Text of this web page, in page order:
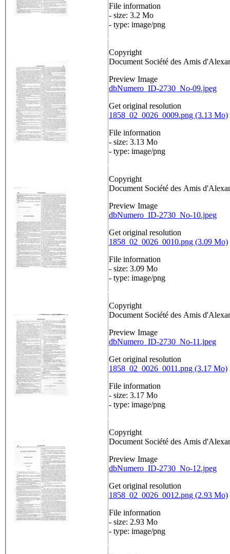
File information
- size: 3.2 Mo
- type: image/png
Copyright
Document Société des Amis
Preview Image
dbNumero_ID-2730_No-09.jpeg
Get original resolution
1858_02_0026_0009.png (3.13 Mo)
File information
- size: 3.13 Mo
- type: image/png
Copyright
Document Société des Amis
Preview Image
dbNumero_ID-2730_No-10.jpeg
Get original resolution
1858_02_0026_0010.png (3.09 Mo)
File information
- size: 3.09 Mo
- type: image/png
Copyright
Document Société des Amis
Preview Image
dbNumero_ID-2730_No-11.jpeg
Get original resolution
1858_02_0026_0011.png (3.17 Mo)
File information
- size: 3.17 Mo
- type: image/png
Copyright
Document Société des Amis
Preview Image
dbNumero_ID-2730_No-12.jpeg
Get original resolution
1858_02_0026_0012.png (2.93 Mo)
File information
- size: 2.93 Mo
- type: image/png